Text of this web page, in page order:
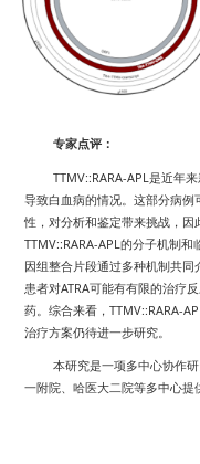
专家点评：
TTMV::RARA-APL 是近年
导致白血病的情况。这部分病
性，对分析和鉴定带来挑战，
TTMV::RARA-APL 的分子机制和
因组整合片段通过多种机制共同
患者对ATRA可能有有限的治疗
药。综合来看， TTMV::RARA-APL
治疗方案仍待进一步研究。
本研究是一项多中心协作
一附院、哈医大二院等多中心提